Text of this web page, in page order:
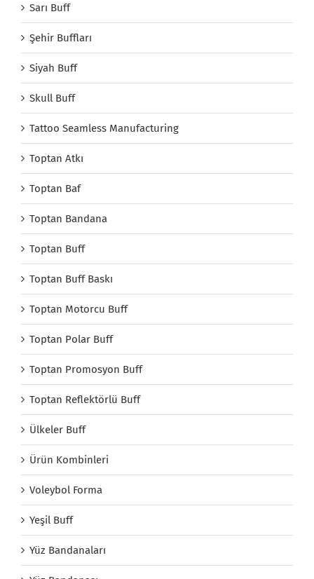
Sarı Buff
Şehir Buffları
Siyah Buff
Skull Buff
Tattoo Seamless Manufacturing
Toptan Atkı
Toptan Baf
Toptan Bandana
Toptan Buff
Toptan Buff Baskı
Toptan Motorcu Buff
Toptan Polar Buff
Toptan Promosyon Buff
Toptan Reflektörlü Buff
Ülkeler Buff
Ürün Kombinleri
Voleybol Forma
Yeşil Buff
Yüz Bandanaları